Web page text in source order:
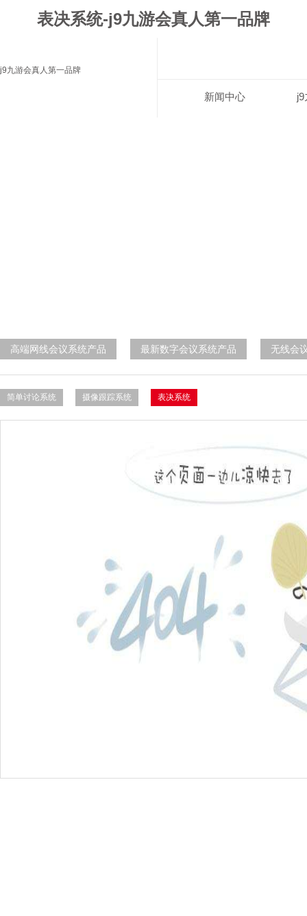
表决系统-j9九游会真人第一品牌
j9九游会真人第一品牌
新闻中心
高端网线会议系统产品 最新数字会议系统产品 无线会
简单讨论系统 摄像跟踪系统 表决系统